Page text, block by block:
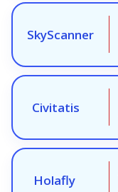
SkyScanner
Civitatis
Holafly